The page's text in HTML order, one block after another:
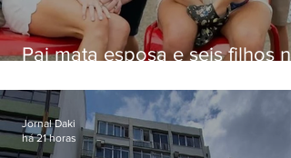
Pai mata esposa e seis filhos
Jornal Daki
há 21 horas